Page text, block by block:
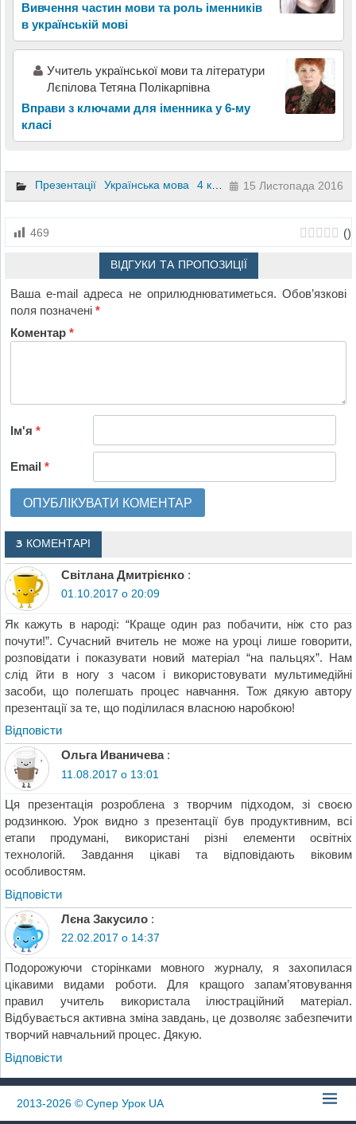
Вивчення частин мови та роль іменників
в українській мові
Учитель української мови та літератури
Лєпілова Тетяна Полікарпівна
Вправи з ключами для іменника у 6-му
класі
Презентації Українська мова 4 клас 15 Листопада 2016
469 ()
ВІДГУКИ ТА ПРОПОЗИЦІЇ
Ваша e-mail адреса не оприлюднюватиметься. Обов’язкові
поля позначені*
Коментар*
Ім'я*
Email*
3 КОМЕНТАРІ
Світлана Дмитрієнко :
01.10.2017 о 20:09
Як кажуть в народі: “Краще один раз побачити, ніж сто раз
почути!”. Сучасний вчитель не може на уроці лише говорити,
розповідати і показувати новий матеріал “на пальцях”. Нам
слід йти в ногу з часом і використовувати мультимедійні
засоби, що полегшать процес навчання. Тож дякую автору
презентації за те, що поділилася власною наробкою!
Відповіcти
Ольга Иваничева :
11.08.2017 о 13:01
Ця презентація розроблена з творчим підходом, зі своєю
родзинкою. Урок видно з презентації був продуктивним, всі
етапи продумані, використані різні елементи освітніх
технологій. Завдання цікаві та відповідають віковим
особливостям.
Відповіcти
Лєна Закусило :
22.02.2017 о 14:37
Подорожуючи сторінками мовного журналу, я захопилася
цікавими видами роботи. Для кращого запам’ятовування
правил учитель використала ілюстраційний матеріал.
Відбувається активна зміна завдань, це дозволяє забезпечити
творчий навчальний процес. Дякую.
Відповіcти
2013-2026 © Супер Урок UA